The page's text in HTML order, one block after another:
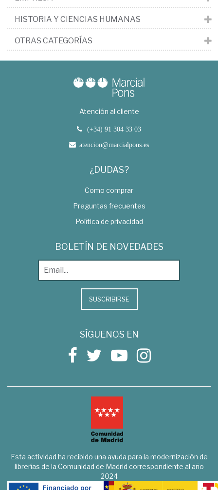
HISTORIA Y CIENCIAS HUMANAS
OTRAS CATEGORÍAS
Atención al cliente
(+34) 91 304 33 03
atencion@marcialpons.es
¿DUDAS?
Como comprar
Preguntas frecuentes
Política de privacidad
BOLETÍN DE NOVEDADES
SUSCRIBIRSE
SÍGUENOS EN
Esta actividad ha recibido una ayuda para la modernización de
librerías de la Comunidad de Madrid correspondiente al año
2024